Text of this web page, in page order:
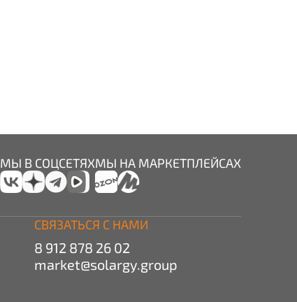
МЫ В СОЦСЕТЯХМЫ НА МАРКЕТПЛЕЙСАХ
СВЯЗАТЬСЯ С НАМИ
8 912 878 26 02
market@solargy.group